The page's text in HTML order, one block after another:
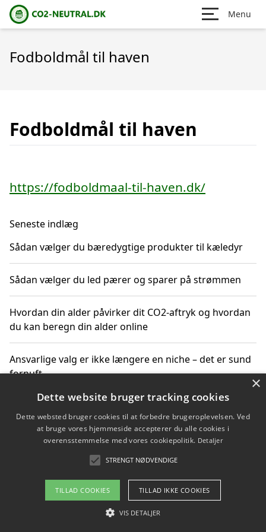
Menu
Fodboldmål til haven
Fodboldmål til haven
https://fodboldmaal-til-haven.dk/
Seneste indlæg
Sådan vælger du bæredygtige produkter til kæledyr
Sådan vælger du led pærer og sparer på strømmen
Hvordan din alder påvirker dit CO2-aftryk og hvordan
du kan beregn din alder online
Ansvarlige valg er ikke længere en niche – det er sund
fornuft
Sådan kan du handle bæredygtigt og bestil med
faktura
Om / kontakt
Blog Betingelser
×
Dette website bruger tracking cookies
Dette websted bruger cookies til at forbedre brugeroplevelsen. Ved
at bruge vores hjemmeside accepterer du alle cookies i
overensstemmelse med vores cookiepolitik. Detaljer
STRENGT NØDVENDIGE
TILLAD COOKIES TILLAD IKKE COOKIES
VIS DETALJER